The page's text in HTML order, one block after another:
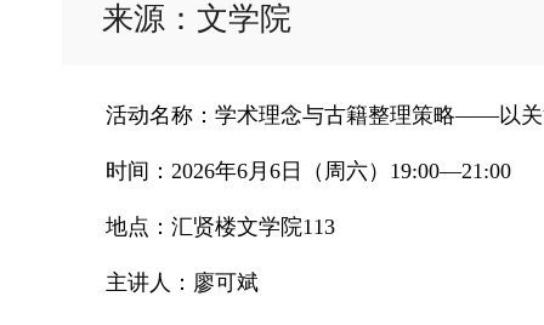
来源：文学院
活动名称：学术理念与古籍整理策略——以
时间：2026年6月6日（周六）19:00—21:00
地点：汇贤楼文学院113
主讲人：廖可斌